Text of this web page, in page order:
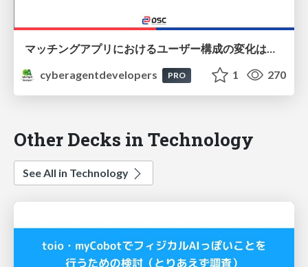
マッチングアプリにおけるユーザー構成の変化は、事業KPIにどう影響しているのか
cyberagentdevelopers
PRO 1 270
Other Decks in Technology
See All in Technology